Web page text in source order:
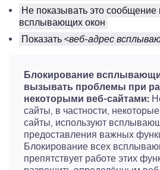
Не показывать это сообщение
всплывающих окон
Показать <веб-адрес
Блокирование
вызывать проблемы при
некоторыми веб-сайтами:
сайты, в частности,
сайты, используют
предоставления важных
Блокирование всех
препятствует работе этих